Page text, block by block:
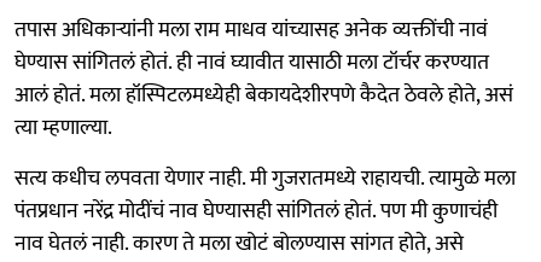
तपास अधिकाऱ्यांनी मला राम माधव यांच्यासह अनेक व्यक्तींची नावं
घेण्यास सांगितलं होतं. ही नावं घ्यावीत यासाठी मला टॉर्चर करण्यात
आलं होतं. मला हॉस्पिटलमध्येही बेकायदेशीरपणे कैदेत ठेवले होते, असं
त्या म्हणाल्या.
सत्य कधीच लपवता येणार नाही. मी गुजरातमध्ये राहायची. त्यामुळे मला
पंतप्रधान नरेंद्र मोदींचं नाव घेण्यासही सांगितलं होतं. पण मी कुणाचंही
नाव घेतलं नाही. कारण ते मला खोटं बोलण्यास सांगत होते, असे